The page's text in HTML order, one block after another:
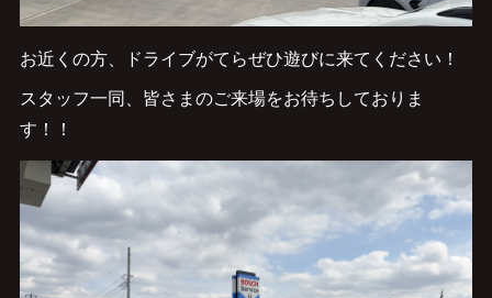
お近くの方、ドライブがてらぜひ遊びに来てください！
スタッフ一同、皆さまのご来場をお待ちしておりま
す！！